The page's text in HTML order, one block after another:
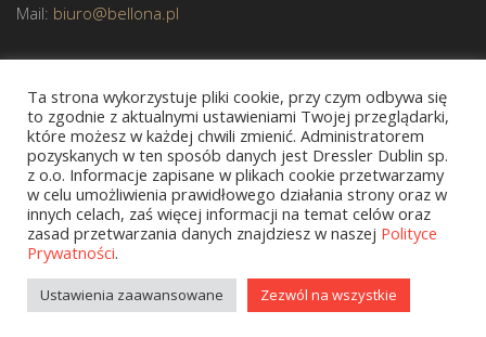
Mail: biuro@bellona.pl
JESTEŚMY CZŁONKIEM POLSKIEJ IZBY KSIĄŻKI
Copyright © 2020 bellona.pl
Ta strona wykorzystuje pliki cookie, przy czym odbywa się
to zgodnie z aktualnymi ustawieniami Twojej przeglądarki,
które możesz w każdej chwili zmienić. Administratorem
pozyskanych w ten sposób danych jest Dressler Dublin sp.
z o.o. Informacje zapisane w plikach cookie przetwarzamy
w celu umożliwienia prawidłowego działania strony oraz w
innych celach, zaś więcej informacji na temat celów oraz
zasad przetwarzania danych znajdziesz w naszej Polityce
Prywatności.
Ustawienia zaawansowane Zezwól na wszystkie